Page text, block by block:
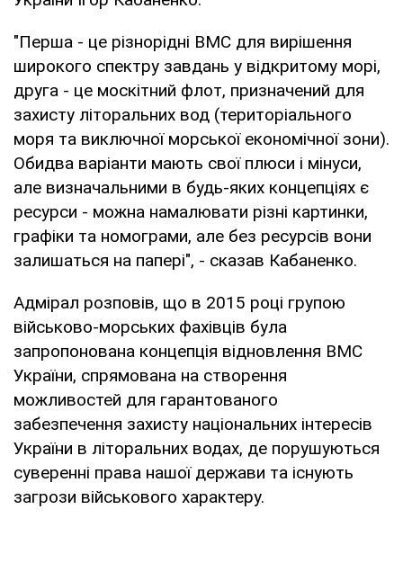
"Перша - це різнорідні ВМС для вирішення
широкого спектру завдань у відкритому морі,
друга - це москітний флот, призначений для
захисту літоральних вод (територіального
моря та виключної морської економічної зони).
Обидва варіанти мають свої плюси і мінуси,
але визначальними в будь-яких концепціях є
ресурси - можна намалювати різні картинки,
графіки та номограми, але без ресурсів вони
залишаться на папері", - сказав Кабаненко.
Адмірал розповів, що в 2015 році групою
військово-морських фахівців була
запропонована концепція відновлення ВМС
України, спрямована на створення
можливостей для гарантованого
забезпечення захисту національних інтересів
України в літоральних водах, де порушуються
суверенні права нашої держави та існують
загрози військового характеру.